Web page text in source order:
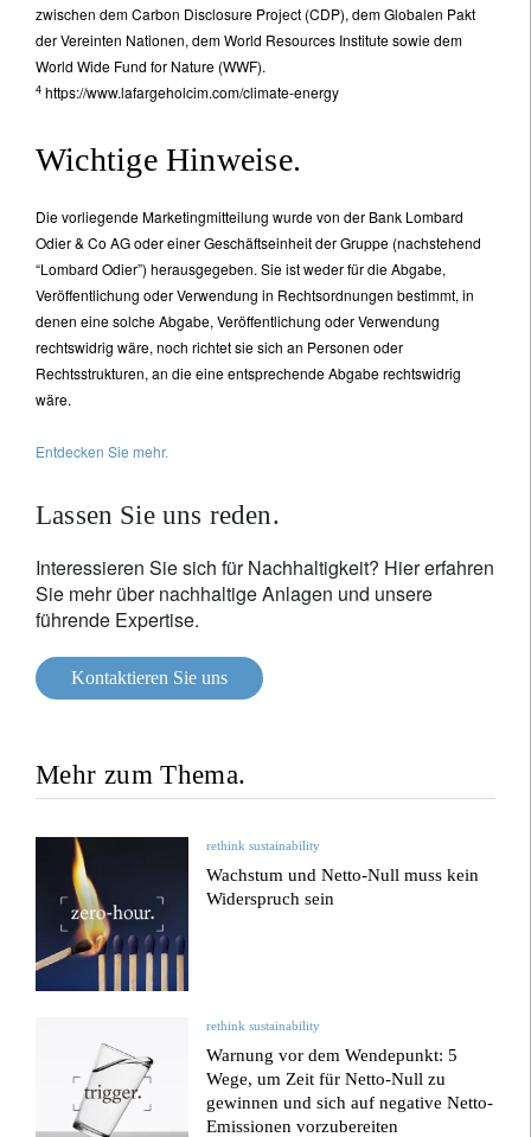
zwischen dem Carbon Disclosure Project (CDP), dem Globalen Pakt
der Vereinten Nationen, dem World Resources Institute sowie dem
World Wide Fund for Nature (WWF).
4 https://www.lafargeholcim.com/climate-energy
Wichtige Hinweise.
Die vorliegende Marketingmitteilung wurde von der Bank Lombard
Odier & Co AG oder einer Geschäftseinheit der Gruppe (nachstehend
“Lombard Odier”) herausgegeben. Sie ist weder für die Abgabe,
Veröffentlichung oder Verwendung in Rechtsordnungen bestimmt, in
denen eine solche Abgabe, Veröffentlichung oder Verwendung
rechtswidrig wäre, noch richtet sie sich an Personen oder
Rechtsstrukturen, an die eine entsprechende Abgabe rechtswidrig
wäre.
Entdecken Sie mehr.
Lassen Sie uns reden.
Interessieren Sie sich für Nachhaltigkeit? Hier erfahren
Sie mehr über nachhaltige Anlagen und unsere
führende Expertise.
Kontaktieren Sie uns
Mehr zum Thema.
rethink sustainability
Wachstum und Netto-Null muss kein
Widerspruch sein
rethink sustainability
Warnung vor dem Wendepunkt: 5
Wege, um Zeit für Netto-Null zu
gewinnen und sich auf negative Netto-
Emissionen vorzubereiten